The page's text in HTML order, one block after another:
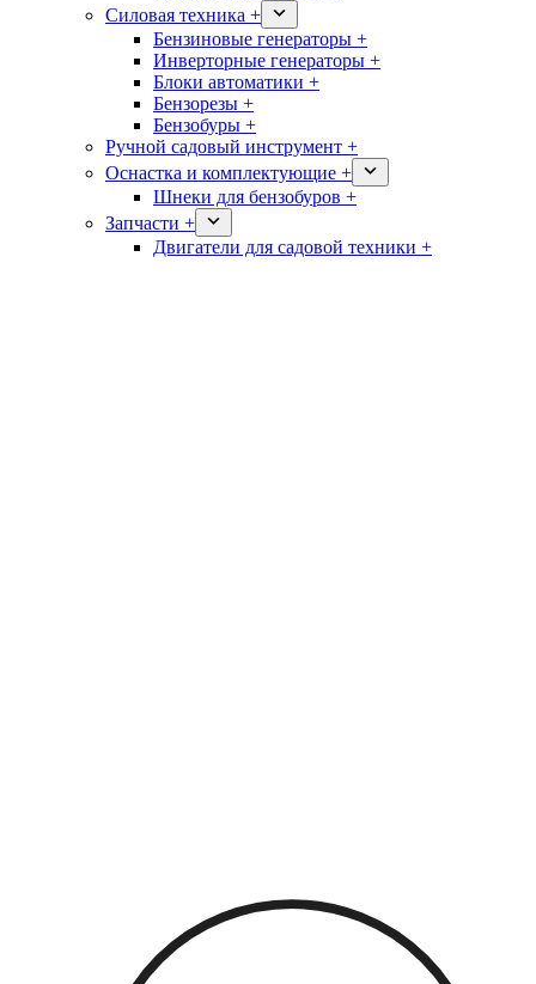
Силовая техника +
Бензиновые генераторы +
Инверторные генераторы +
Блоки автоматики +
Бензорезы +
Бензобуры +
Ручной садовый инструмент +
Оснастка и комплектующие +
Шнеки для бензобуров +
Запчасти +
Двигатели для садовой техники +